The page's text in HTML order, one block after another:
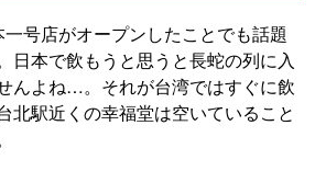
号店がオープンしたことでも話題
日本で飲もうと思うと長蛇の列に入
んよね…。それが台湾ではすぐに飲
北駅近くの幸福堂は空いていること